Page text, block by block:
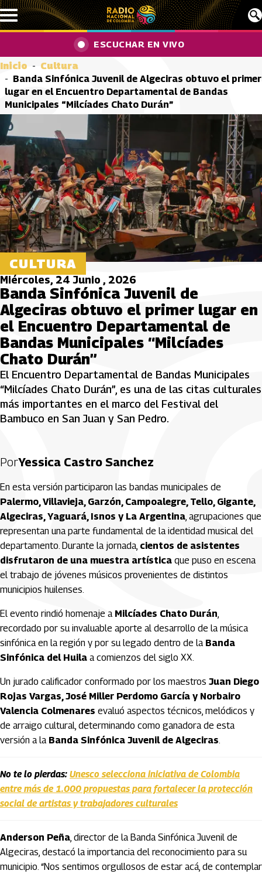
Pasar al contenido principal
ESCUCHAR EN VIVO
Inicio
Cultura
Banda Sinfónica Juvenil de Algeciras obtuvo el primer
lugar en el Encuentro Departamental de Bandas
Municipales “Milcíades Chato Durán”
CULTURA
Miércoles, 24 Junio , 2026
Banda Sinfónica Juvenil de
Algeciras obtuvo el primer lugar en
el Encuentro Departamental de
Bandas Municipales “Milcíades
Chato Durán”
El Encuentro Departamental de Bandas Municipales
“Milcíades Chato Durán”, es una de las citas culturales
más importantes en el marco del Festival del
Bambuco en San Juan y San Pedro.
PorYessica Castro Sanchez
En esta versión participaron las bandas municipales de
Palermo, Villavieja, Garzón, Campoalegre, Tello, Gigante,
Algeciras, Yaguará, Isnos y La Argentina, agrupaciones que
representan una parte fundamental de la identidad musical del
departamento. Durante la jornada, cientos de asistentes
disfrutaron de una muestra artística que puso en escena
el trabajo de jóvenes músicos provenientes de distintos
municipios huilenses.
El evento rindió homenaje a Milcíades Chato Durán,
recordado por su invaluable aporte al desarrollo de la música
sinfónica en la región y por su legado dentro de la Banda
Sinfónica del Huila a comienzos del siglo XX.
Un jurado calificador conformado por los maestros Juan Diego
Rojas Vargas, José Miller Perdomo García y Norbairo
Valencia Colmenares evaluó aspectos técnicos, melódicos y
de arraigo cultural, determinando como ganadora de esta
versión a la Banda Sinfónica Juvenil de Algeciras.
No te lo pierdas: Unesco selecciona iniciativa de Colombia
entre más de 1.000 propuestas para fortalecer la protección
social de artistas y trabajadores culturales
Anderson Peña, director de la Banda Sinfónica Juvenil de
Algeciras, destacó la importancia del reconocimiento para su
municipio. “Nos sentimos orgullosos de estar acá, de contemplar